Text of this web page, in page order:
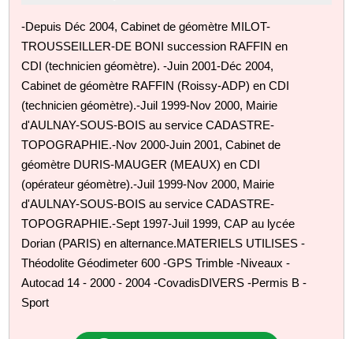
-Depuis Déc 2004, Cabinet de géomètre MILOT-
TROUSSEILLER-DE BONI succession RAFFIN en
CDI (technicien géomètre). -Juin 2001-Déc 2004,
Cabinet de géomètre RAFFIN (Roissy-ADP) en CDI
(technicien géomètre).-Juil 1999-Nov 2000, Mairie
d'AULNAY-SOUS-BOIS au service CADASTRE-
TOPOGRAPHIE.-Nov 2000-Juin 2001, Cabinet de
géomètre DURIS-MAUGER (MEAUX) en CDI
(opérateur géomètre).-Juil 1999-Nov 2000, Mairie
d'AULNAY-SOUS-BOIS au service CADASTRE-
TOPOGRAPHIE.-Sept 1997-Juil 1999, CAP au lycée
Dorian (PARIS) en alternance.MATERIELS UTILISES -
Théodolite Géodimeter 600 -GPS Trimble -Niveaux -
Autocad 14 - 2000 - 2004 -CovadisDIVERS -Permis B -
Sport